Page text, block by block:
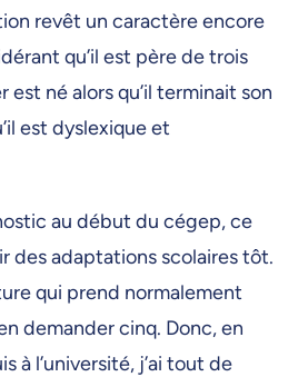
revêt un caractère encore
qu’il est père de trois
est né alors qu’il terminait son
est dyslexique et
au début du cégep, ce
des adaptations scolaires tôt.
qui prend normalement
demander cinq. Donc, en
à l’université, j’ai tout de